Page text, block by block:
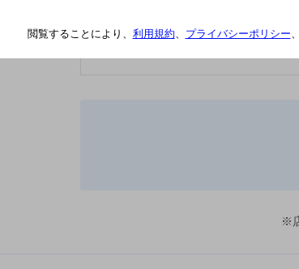
※
閲覧することにより、 利用規約 プライバシーポリシー